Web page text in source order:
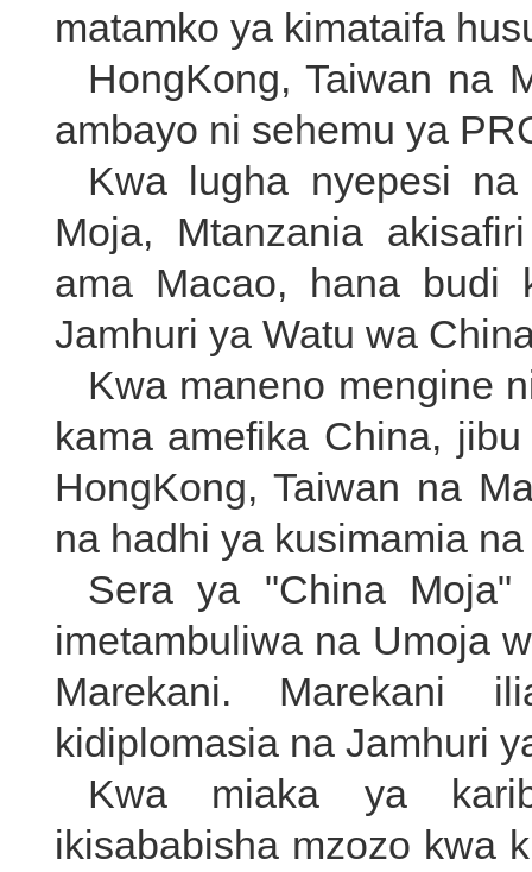
matamko ya kimataifa
HongKong, Taiwan na
ambayo ni sehemu ya
Kwa lugha nyepesi
Moja, Mtanzania
ama Macao, hana budi
Jamhuri ya Watu wa
Kwa maneno mengine
kama amefika China,
HongKong, Taiwan na
na hadhi ya kusimamia
Sera ya "China
imetambuliwa na Umoja
Marekani. Marekani
kidiplomasia na Jamhuri
Kwa miaka ya
ikisababisha mzozo kwa